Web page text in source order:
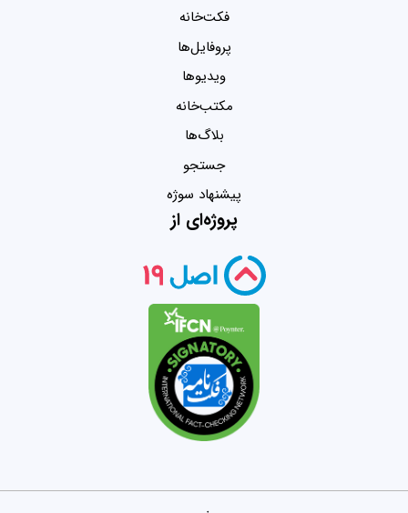
فکت‌خانه
پروفایل‌ها
ویدیو‌ها
مکتب‌خانه
بلاگ‌ها
جستجو
پیشنهاد سوژه
پروژه‌ای از